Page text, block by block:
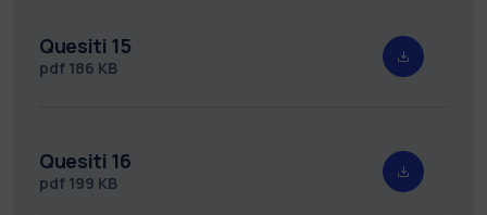
Quesiti 15
pdf 186 KB
Quesiti 16
pdf 199 KB